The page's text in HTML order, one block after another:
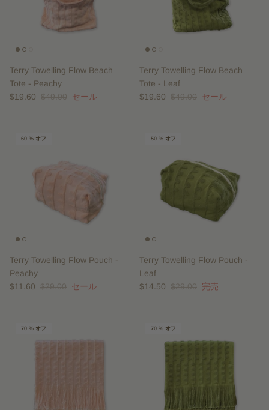
Terry Towelling Flow Beach
Tote - Peachy
$19.60 $49.00 セール
Terry Towelling Flow Beach
Tote - Leaf
$19.60 $49.00 セール
60 % オフ
Terry Towelling Flow Pouch -
Peachy
$11.60 $29.00 セール
50 % オフ
Terry Towelling Flow Pouch -
Leaf
$14.50 $29.00 完売
70 % オフ 70 % オフ